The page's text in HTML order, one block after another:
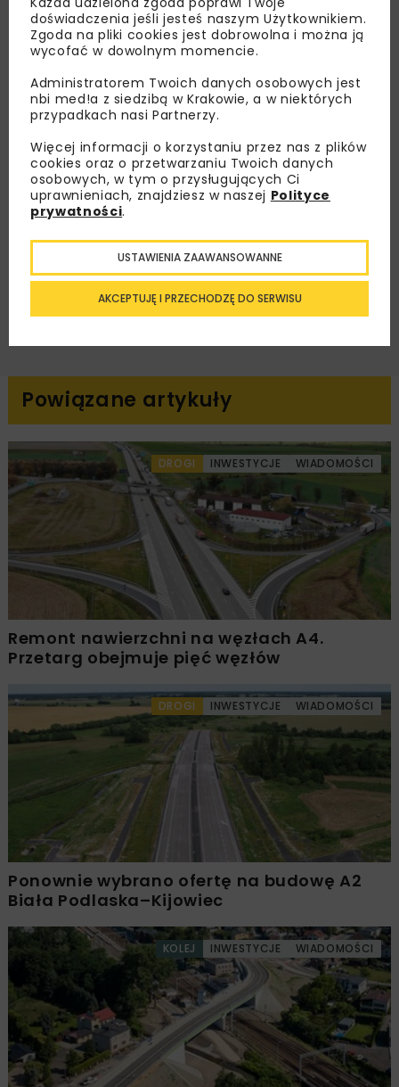
Lubisz wiedzieć więcej?
Zapisz się do newslettera aby otrzymywać od
nas najlepsze informacje branżowe,
zaproszenia na wydarzenia, atrakcyjne oferty i
dedykowane akcje specjalne.
Zapoznałam/em się z Polityką Prywatności
Regulaminemoraz wyrażam zgodę na otrzymywanie na
handlowej w postaci newslettera.
ZAPISZ MNIE
Powiązane artykuły
DROGI INWESTYCJE WIADOMOŚCI
Remont nawierzchni na węzłach A4.
Przetarg obejmuje pięć węzłów
DROGI INWESTYCJE WIADOMOŚCI
Ponownie wybrano ofertę na budowę A2
Biała Podlaska–Kijowiec
KOLEJ INWESTYCJE WIADOMOŚCI
doświadczenia jeśli jesteś naszym Użytkownikiem.
Zgoda na pliki cookies jest dobrowolna i można ją
wycofać w dowolnym momencie.
Administratorem Twoich danych osobowych jest
nbi med!a z siedzibą w Krakowie, a w niektórych
przypadkach nasi Partnerzy.
Więcej informacji o korzystaniu przez nas z plików
cookies oraz o przetwarzaniu Twoich danych
osobowych, w tym o przysługujących Ci
uprawnieniach, znajdziesz w naszej Polityce
prywatności.
AKCEPTUJĘ I PRZECHODZĘ DO SERWISU
USTAWIENIA ZAAWANSOWANNE